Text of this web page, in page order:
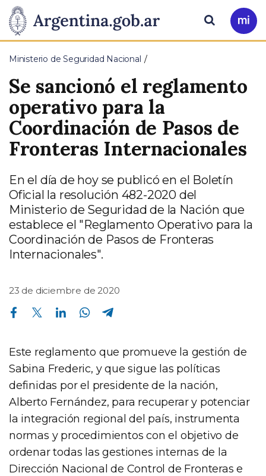
Presidencia
de
la
Nación
Pasar al contenido principal
Ir
a
Buscar
Ministerio de Seguridad Nacional
Se sancionó el reglamento
operativo para la
Coordinación de Pasos de
Fronteras Internacionales
En el día de hoy se publicó en el Boletín
Oficial la resolución 482-2020 del
Ministerio de Seguridad de la Nación que
establece el "Reglamento Operativo para la
Coordinación de Pasos de Fronteras
Internacionales".
23 de diciembre de 2020
Compartir en Facebook Compartir en Twitter Compartir en Linkedin Compartir en Whatsapp
Este reglamento que promueve la gestión de
Sabina Frederic, y que sigue las políticas
definidas por el presidente de la nación,
Alberto Fernández, para recuperar y potenciar
la integración regional del país, instrumenta
normas y procedimientos con el objetivo de
ordenar todas las gestiones internas de la
Dirección Nacional de Control de Fronteras e